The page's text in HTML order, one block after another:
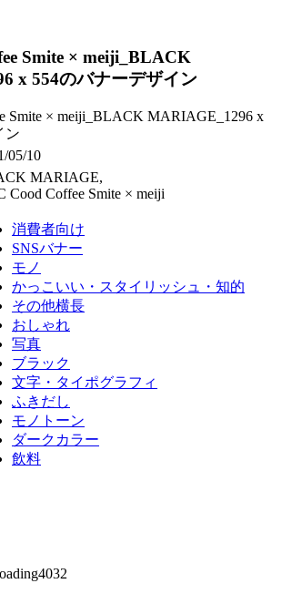
Smite × meiji_BLACK
x 554のバナーデザイン
05/10
MARIAGE,
Cood Coffee Smite × meiji
消費者向け
SNSバナー
モノ
かっこいい・スタイリッシュ・知的
その他横長
おしゃれ
写真
ブラック
文字・タイポグラフィ
ふきだし
モノトーン
ダークカラー
飲料
4032